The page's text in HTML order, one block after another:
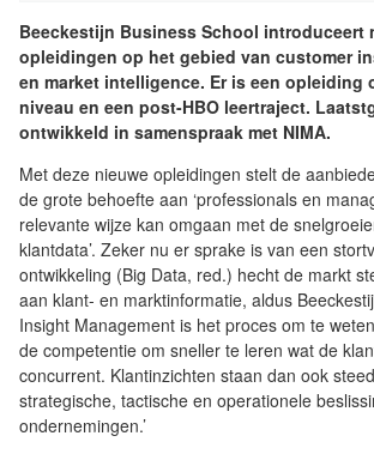
Beeckestijn Business School introduceert
opleidingen op het gebied van customer
en market intelligence. Er is een opleiding
niveau en een post-HBO leertraject.
ontwikkeld in samenspraak met NIMA.
Met deze nieuwe opleidingen stelt de
de grote behoefte aan ‘professionals en
relevante wijze kan omgaan met de
klantdata’. Zeker nu er sprake is van een
ontwikkeling (Big Data, red.) hecht de markt
aan klant- en marktinformatie, aldus
Insight Management is het proces om te
de competentie om sneller te leren wat de
concurrent. Klantinzichten staan dan ook
strategische, tactische en operationele
ondernemingen.’